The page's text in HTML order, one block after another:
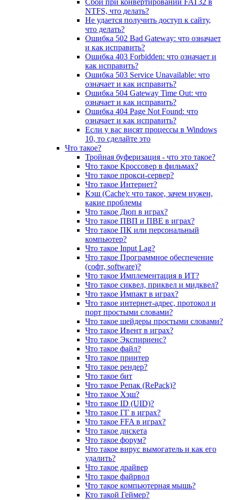
NTFS, что делать?
Не удается получить доступ к сайту,
что делать?
Ошибка 502 Bad Gateway: что означает
и как исправить?
Ошибка 403 Forbidden: что означает и
как исправить?
Ошибка 503 Service Unavailable: что
означает и как исправить?
Ошибка 504 Gateway Time Out: что
означает и как исправить?
Ошибка 404 Page Not Found: что
означает и как исправить?
Если у вас висят процессы в Windows
10, то сделайте это
Что такое?
Тройная буферизация - что это такое?
Что такое Кроссовер в фильмах?
Что такое прокси-сервер?
Что такое Интернет?
Кэш (Cache): что такое, зачем нужен,
какие проблемы
Что такое Дюп в играх?
Что такое ПВП и ПВЕ в играх?
Что такое ПК или персональный
компьютер?
Что такое Input Lag?
Что такое Программное обеспечение
(софт, software)?
Что такое Имплементация в ИТ?
Что такое сиквел, приквел и мидквел?
Что такое Импакт в играх?
Что такое интернет-адрес, протокол и
порт простыми словами?
Что такое шейдеры простыми словами?
Что такое Ивент в играх?
Что такое Экспириенс?
Что такое файл?
Что такое принтер
Что такое рендер?
Что такое бит
Что такое Репак (RePack)?
Что такое Хэш?
Что такое ID (UID)?
Что такое ГГ в играх?
Что такое FFA в играх?
Что такое дискета
Что такое форум?
Что такое вирус вымогатель и как его
удалить?
Что такое драйвер
Что такое файрвол
Что такое компьютерная мышь?
Кто такой Геймер?